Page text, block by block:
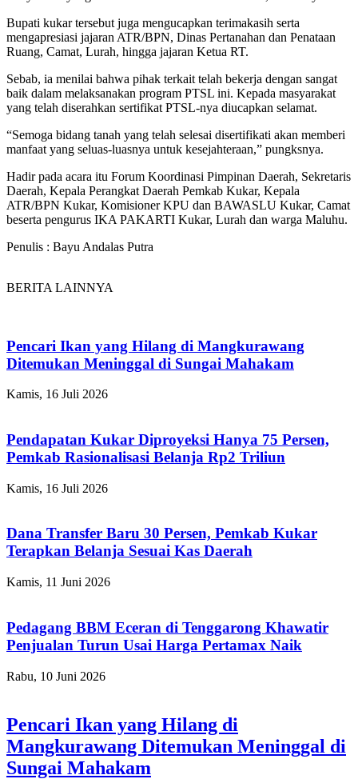
Bupati kukar tersebut juga mengucapkan terimakasih serta
mengapresiasi jajaran ATR/BPN, Dinas Pertanahan dan Penataan
Ruang, Camat, Lurah, hingga jajaran Ketua RT.
Sebab, ia menilai bahwa pihak terkait telah bekerja dengan sangat
baik dalam melaksanakan program PTSL ini. Kepada masyarakat
yang telah diserahkan sertifikat PTSL-nya diucapkan selamat.
“Semoga bidang tanah yang telah selesai disertifikati akan memberi
manfaat yang seluas-luasnya untuk kesejahteraan,” pungksnya.
Hadir pada acara itu Forum Koordinasi Pimpinan Daerah, Sekretaris
Daerah, Kepala Perangkat Daerah Pemkab Kukar, Kepala
ATR/BPN Kukar, Komisioner KPU dan BAWASLU Kukar, Camat
beserta pengurus IKA PAKARTI Kukar, Lurah dan warga Maluhu.
Penulis : Bayu Andalas Putra
BERITA LAINNYA
Pencari Ikan yang Hilang di Mangkurawang
Ditemukan Meninggal di Sungai Mahakam
Kamis, 16 Juli 2026
Pendapatan Kukar Diproyeksi Hanya 75 Persen,
Pemkab Rasionalisasi Belanja Rp2 Triliun
Kamis, 16 Juli 2026
Dana Transfer Baru 30 Persen, Pemkab Kukar
Terapkan Belanja Sesuai Kas Daerah
Kamis, 11 Juni 2026
Pedagang BBM Eceran di Tenggarong Khawatir
Penjualan Turun Usai Harga Pertamax Naik
Rabu, 10 Juni 2026
Pencari Ikan yang Hilang di
Mangkurawang Ditemukan Meninggal di
Sungai Mahakam